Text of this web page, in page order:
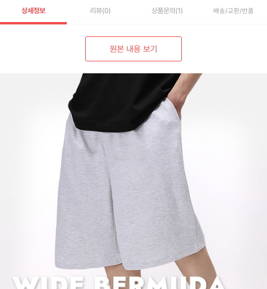
상세정보 리뷰(0) 상품문의 (1) 배송/교환/반품
원본 내용 보기